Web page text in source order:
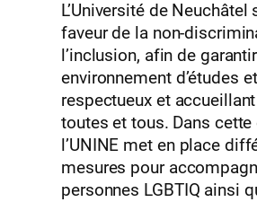
L’Université de Neuchâtel
faveur de la non-
l’inclusion, afin de
environnement d’études
respectueux et
toutes et tous. Dans cette
l’UNINE met en place
mesures pour
personnes LGBTIQ ainsi